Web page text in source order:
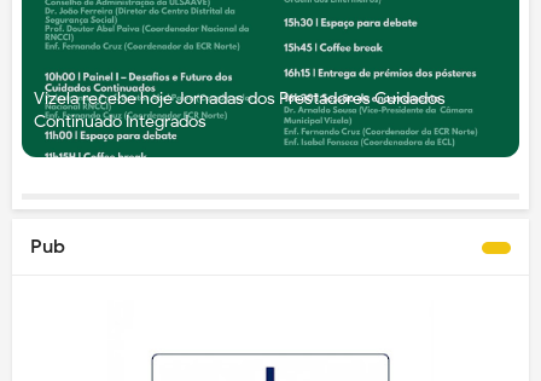
Vizela recebe hoje Jornadas dos Prestadores Cuidados
Continuado Integrados
Pub